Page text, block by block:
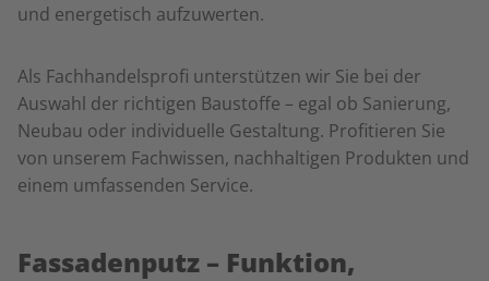
und energetisch aufzuwerten.
Als Fachhandelsprofi unterstützen wir Sie bei der
Auswahl der richtigen Baustoffe – egal ob Sanierung,
Neubau oder individuelle Gestaltung. Profitieren Sie
von unserem Fachwissen, nachhaltigen Produkten und
einem umfassenden Service.
Fassadenputz – Funktion,